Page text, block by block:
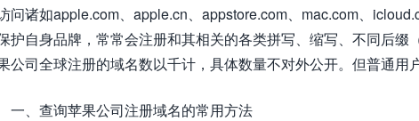
问诸如apple.com、apple.cn、appstore.com、mac.com、
护自身品牌，常常会注册和其相关的各类拼写、缩写、不同后缀
公司全球注册的域名数以千计，具体数量不对外公开。但普通用
一、查询苹果公司注册域名的常用方法